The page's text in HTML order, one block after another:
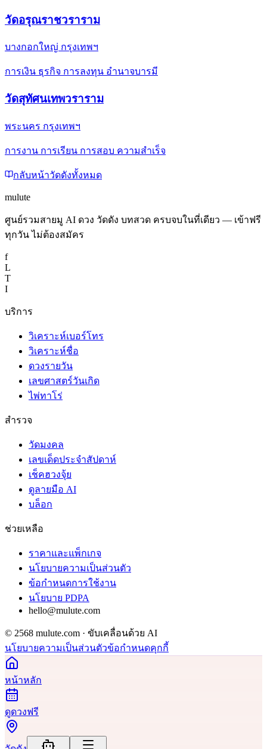
วัดอรุณราชวราราม
บางกอกใหญ่ กรุงเทพฯ
การเงิน ธุรกิจ การลงทุน อำนาจบารมี
วัดสุทัศนเทพวราราม
พระนคร กรุงเทพฯ
การงาน การเรียน การสอบ ความสำเร็จ
กลับหน้าวัดดังทั้งหมด
mulute
ศูนย์รวมสายมู AI ดวง วัดดัง บทสวด ครบจบในที่เดียว — เข้าฟรี
ทุกวัน ไม่ต้องสมัคร
f
L
T
I
บริการ
วิเคราะห์เบอร์โทร
วิเคราะห์ชื่อ
ดวงรายวัน
เลขศาสตร์วันเกิด
ไพ่ทาโร่
สำรวจ
วัดมงคล
เลขเด็ดประจำสัปดาห์
เช็คฮวงจุ้ย
ดูลายมือ AI
บล็อก
ช่วยเหลือ
ราคาและแพ็กเกจ
นโยบายความเป็นส่วนตัว
ข้อกำหนดการใช้งาน
นโยบาย PDPA
hello@mulute.com
© 2568 mulute.com · ขับเคลื่อนด้วย AI
นโยบายความเป็นส่วนตัวข้อกำหนดคุกกี้
หน้าหลัก
ดูดวงฟรี